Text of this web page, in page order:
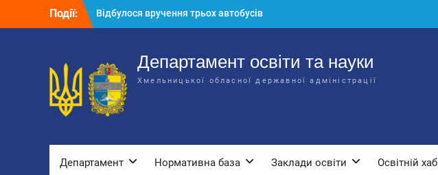
Події:
Відбулося засідання колегії
Департаменту освіти та науки обласної
Відбулась обласна нарада для
відповідальних за національно-
патріотичне виховання
Відбулося вручення трьох автобусів
для потреб закладів освіти
Департамент освіти та науки
Хмельницької обласної державної адміністрації
Департамент Нормативна база Заклади освіти Освітній хаб